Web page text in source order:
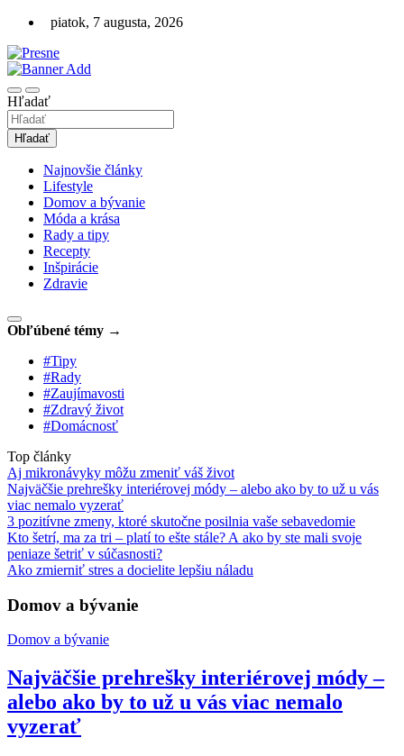
Skip
content
piatok, 7 augusta, 2026
Presne.sk
Hľadať
Hľadať
Najnovšie články
Lifestyle
Domov a bývanie
Móda a krása
Rady a tipy
Recepty
Inšpirácie
Zdravie
Obľúbené témy →
#Tipy
#Rady
#Zaujímavosti
#Zdravý život
#Domácnosť
Top články
Aj mikronávyky môžu zmeniť váš život
Najväčšie prehrešky interiérovej módy – alebo ako by to už u vás
viac nemalo vyzerať
3 pozitívne zmeny, ktoré skutočne posilnia vaše sebavedomie
Kto šetrí, ma za tri – platí to ešte stále? A ako by ste mali svoje
peniaze šetriť v súčasnosti?
Ako zmierniť stres a docielite lepšiu náladu
Domov a bývanie
Domov a bývanie
Najväčšie prehrešky interiérovej módy –
alebo ako by to už u vás viac nemalo
vyzerať